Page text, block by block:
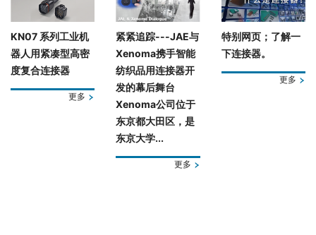
KN07 系列工业机
器人用紧凑型高密
度复合连接器
更多
紧紧追踪---JAE与
Xenoma携手智能
纺织品用连接器开
发的幕后舞台
Xenoma公司位于
东京都大田区，是
东京大学...
更多
特别网页；了解一
下连接器。
更多